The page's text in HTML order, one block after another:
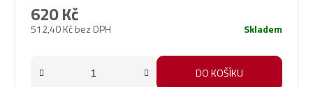
512,40 Kč bez DPH
620 Kč
Skladem
DO KOŠÍKU